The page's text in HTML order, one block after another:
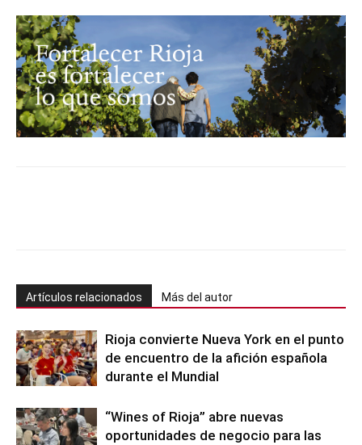
Artículos relacionados Más del autor
Rioja convierte Nueva York en el punto
de encuentro de la afición española
durante el Mundial
“Wines of Rioja” abre nuevas
oportunidades de negocio para las